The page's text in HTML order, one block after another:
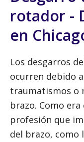
rotador -
en
Los desgarros
ocurren debido
traumatismos o
brazo. Como
profesión que
del brazo, como